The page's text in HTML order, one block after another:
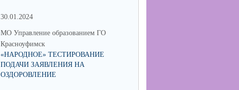
30.01.2024
МО Управление образованием ГО
Красноуфимск
«НАРОДНОЕ» ТЕСТИРОВАНИЕ
ПОДАЧИ ЗАЯВЛЕНИЯ НА
ОЗДОРОВЛЕНИЕ